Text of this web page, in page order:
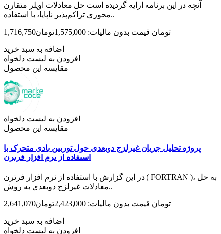
آنچه در این برنامه ارایه گردیده است حل معادلات اویلر متقارن
محوری تراکم‌پذیر ناپایا، با استفاده..
1,716,750تومان قیمت بدون مالیات: 1,575,000تومان
اضافه به سبد خرید
افزودن به لیست دلخواه
مقایسه این محصول
افزودن به لیست دلخواه
مقایسه این محصول
پروژه تحلیل جریان غیرلزج دوبعدی حول توربین بادی متحرک با
استفاده از نرم افزار فرترن
در این گزارش با استفاده از نرم افزار فرترن ( FORTRAN )، به حل
معادلات غیرلزج دوبعدی به روش..
2,641,070تومان قیمت بدون مالیات: 2,423,000تومان
اضافه به سبد خرید
افزودن به لیست دلخواه